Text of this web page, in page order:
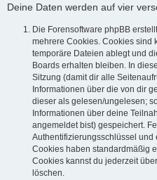
Deine Daten werden auf vier
Die Forensoftware phpBB
mehrere Cookies. Cookies sind
temporäre Dateien ablegt und
Boards erhalten bleiben. In
Sitzung (damit dir alle
Informationen über die von dir
dieser als gelesen/ungelesen;
Informationen über deine
angemeldet bist) gespeichert.
Authentifizierungsschlüssel und
Cookies haben standardmäßig
Cookies kannst du jederzeit
löschen.